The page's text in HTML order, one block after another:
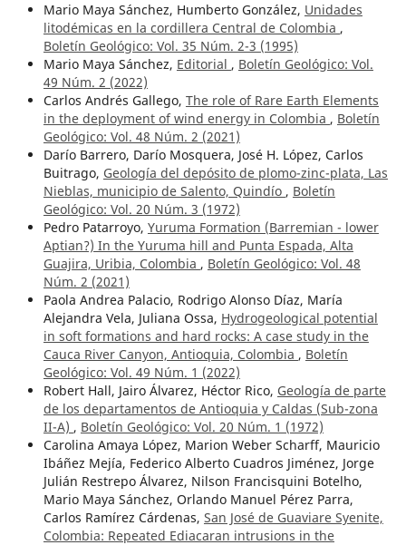
Mario Maya Sánchez, Humberto González, Unidades
litodémicas en la cordillera Central de Colombia ,
Boletín Geológico: Vol. 35 Núm. 2-3 (1995)
Mario Maya Sánchez, Editorial , Boletín Geológico: Vol.
49 Núm. 2 (2022)
Carlos Andrés Gallego, The role of Rare Earth Elements
in the deployment of wind energy in Colombia , Boletín
Geológico: Vol. 48 Núm. 2 (2021)
Darío Barrero, Darío Mosquera, José H. López, Carlos
Buitrago, Geología del depósito de plomo-zinc-plata, Las
Nieblas, municipio de Salento, Quindío , Boletín
Geológico: Vol. 20 Núm. 3 (1972)
Pedro Patarroyo, Yuruma Formation (Barremian - lower
Aptian?) In the Yuruma hill and Punta Espada, Alta
Guajira, Uribia, Colombia , Boletín Geológico: Vol. 48
Núm. 2 (2021)
Paola Andrea Palacio, Rodrigo Alonso Díaz, María
Alejandra Vela, Juliana Ossa, Hydrogeological potential
in soft formations and hard rocks: A case study in the
Cauca River Canyon, Antioquia, Colombia , Boletín
Geológico: Vol. 49 Núm. 1 (2022)
Robert Hall, Jairo Álvarez, Héctor Rico, Geología de parte
de los departamentos de Antioquia y Caldas (Sub-zona
II-A) , Boletín Geológico: Vol. 20 Núm. 1 (1972)
Carolina Amaya López, Marion Weber Scharff, Mauricio
Ibáñez Mejía, Federico Alberto Cuadros Jiménez, Jorge
Julián Restrepo Álvarez, Nilson Francisquini Botelho,
Mario Maya Sánchez, Orlando Manuel Pérez Parra,
Carlos Ramírez Cárdenas, San José de Guaviare Syenite,
Colombia: Repeated Ediacaran intrusions in the